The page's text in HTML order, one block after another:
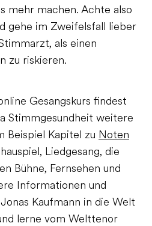
mehr machen. Achte also
gehe im Zweifelsfall lieber
als einen
zu riskieren.
Gesangskurs findest
Stimmgesundheit weitere
Beispiel Kapitel zu Noten
Liedgesang, die
Bühne, Fernsehen und
Informationen und
Kaufmann in die Welt
lerne vom Welttenor